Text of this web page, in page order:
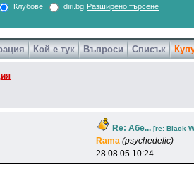
Клубове diri.bg Разширено търсене
Кой е тук Въпроси Списък
Re: Абе... [re: Black
Rama (psychedelic)
28.08.05 10:24